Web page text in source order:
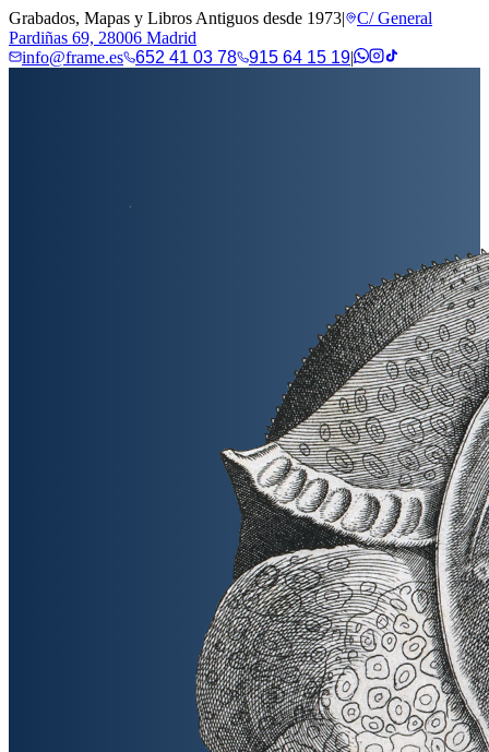
Grabados, Mapas y Libros Antiguos desde 1973|
C/ General
Pardiñas 69, 28006 Madrid
info@frame.es
652 41 03 78 915 64 15 19|